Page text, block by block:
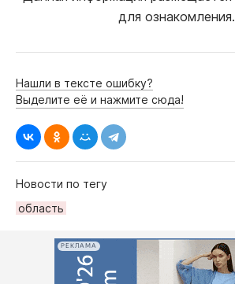
для ознакомления.
Нашли в тексте ошибку?
Выделите её и нажмите сюда!
Новости по тегу
область
РЕКЛАМА